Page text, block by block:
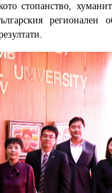
стопанство,
регионален